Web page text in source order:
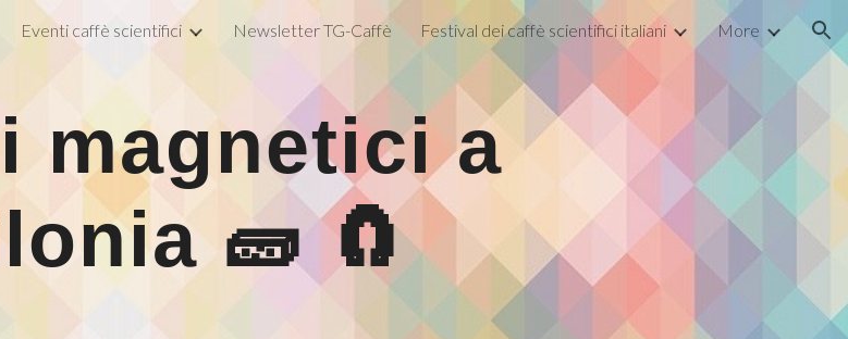
Skip to navigation
Eventi caffè scientifici Newsletter TG-Caffè Festival dei caffè scientifici italiani More
magnetici a
🧱 🧲